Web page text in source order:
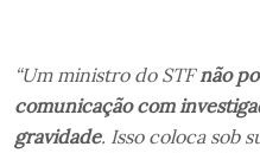
“Um ministro do STFnão
comunicação com
gravidade. Isso coloca sob